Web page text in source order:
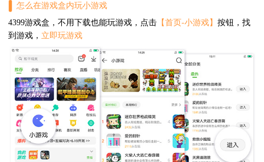
怎么在游戏盒内玩小游戏
4399游戏盒，不用下载也能玩游戏，点击【首页-小游戏】 按钮，找
到游戏， 立即玩游戏